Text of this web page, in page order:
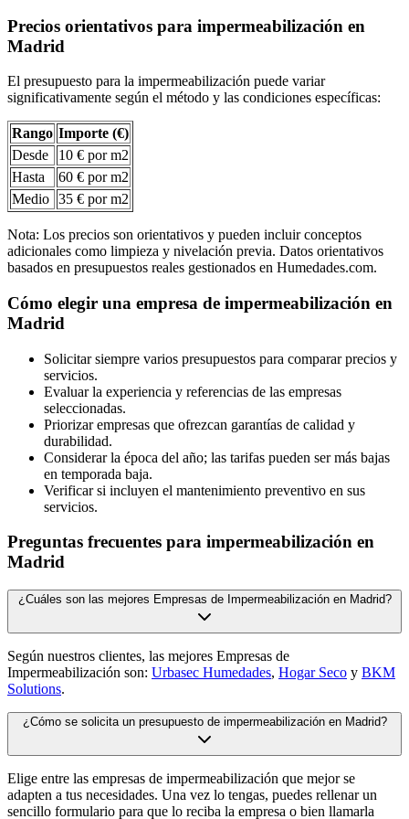
Precios orientativos para impermeabilización en
Madrid
El presupuesto para la impermeabilización puede variar
significativamente según el método y las condiciones específicas:
Rango Importe (€)
Desde
10 € por m2
Hasta
60 € por m2
Medio 35 € por m2
Nota: Los precios son orientativos y pueden incluir conceptos
adicionales como limpieza y nivelación previa. Datos orientativos
basados en presupuestos reales gestionados en Humedades.com.
Cómo elegir una empresa de impermeabilización en
Madrid
Solicitar siempre varios presupuestos para comparar precios y
servicios.
Evaluar la experiencia y referencias de las empresas
seleccionadas.
Priorizar empresas que ofrezcan garantías de calidad y
durabilidad.
Considerar la época del año; las tarifas pueden ser más bajas
en temporada baja.
Verificar si incluyen el mantenimiento preventivo en sus
servicios.
Preguntas frecuentes para impermeabilización en
Madrid
¿Cuáles son las mejores Empresas de Impermeabilización en Madrid?
Según nuestros clientes, las mejores Empresas de
Impermeabilización son: Urbasec Humedades, Hogar Seco y BKM
Solutions.
¿Cómo se solicita un presupuesto de impermeabilización en Madrid?
Elige entre las empresas de impermeabilización que mejor se
adapten a tus necesidades. Una vez lo tengas, puedes rellenar un
sencillo formulario para que lo reciba la empresa o bien llamarla